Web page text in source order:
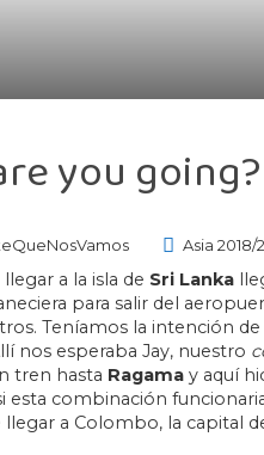
you
Asia 2018/
a la isla de Sri Lanka
para salir del
Teníamos la intención
nos esperaba Jay, nuestro
tren hasta Ragama y aquí
esta combinación
a Colombo, la capital